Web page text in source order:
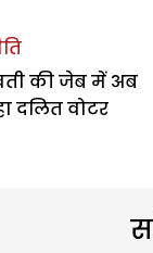
की जेब में अब
दलित वोटर